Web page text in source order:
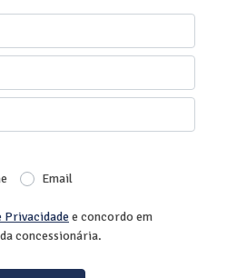
Email
Privacidadee concordo em
concessionária.